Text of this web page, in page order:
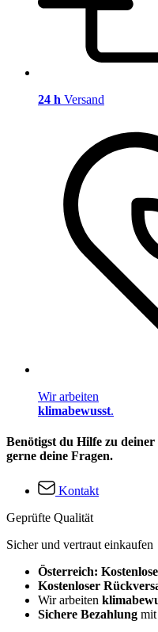
24 h Versand
Wir arbeiten
klimabewusst.
Benötigst du Hilfe zu
gerne deine Fragen.
Kontakt
Geprüfte Qualität
Sicher und vertraut einkaufen
Österreich:
Kostenloser
Wir arbeiten
Sichere Bezahlung mit